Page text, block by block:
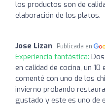
los productos son de
elaboración de los platos.
Jose Lizan Publicada en
Experiencia fantástica:
en calidad de cocina, un
comenté con uno de los
invierno probando
gustado y este es uno de